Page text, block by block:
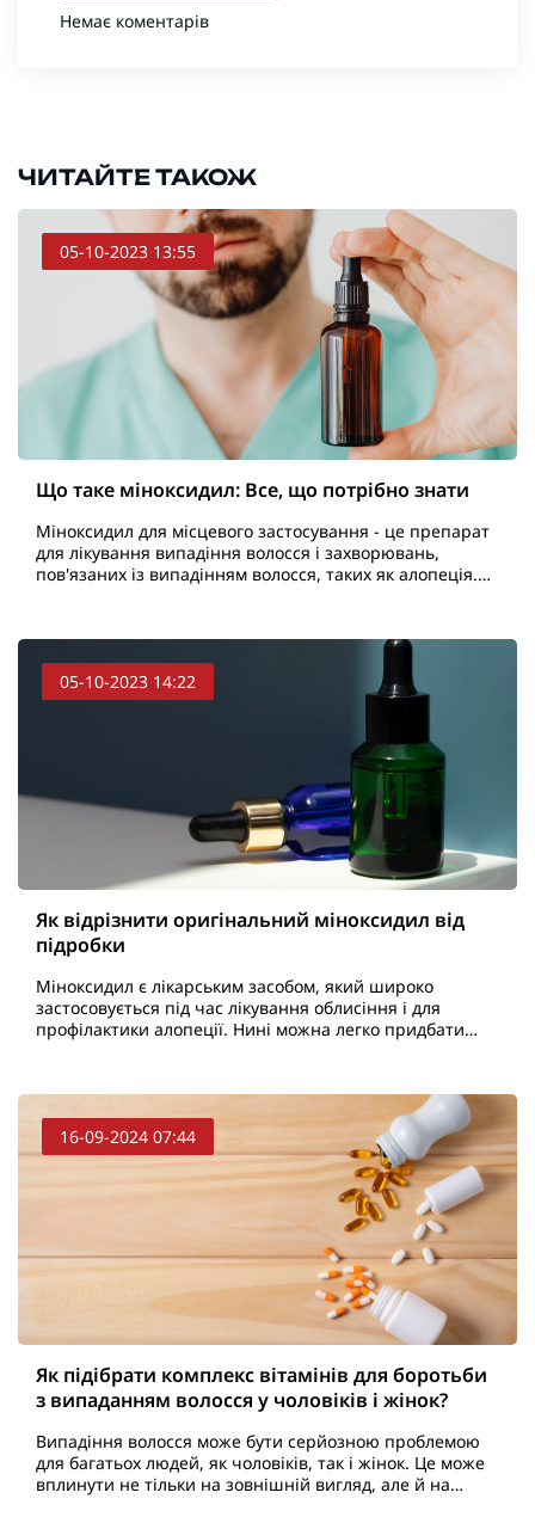
Немає коментарів
ЧИТАЙТЕ ТАКОЖ
05-10-2023 13:55
Що таке міноксидил: Все, що потрібно знати
Міноксидил для місцевого застосування - це препарат
для лікування випадіння волосся і захворювань,
пов'язаних із випадінням волосся, таких як алопеція.
05-10-2023 14:22
Як відрізнити оригінальний міноксидил від
підробки
Міноксидил є лікарським засобом, який широко
застосовується під час лікування облисіння і для
профілактики алопеції. Нині можна легко придбати
16-09-2024 07:44
Як підібрати комплекс вітамінів для боротьби
з випаданням волосся у чоловіків і жінок?
Випадіння волосся може бути серйозною проблемою
для багатьох людей, як чоловіків, так і жінок. Це може
вплинути не тільки на зовнішній вигляд, але й на